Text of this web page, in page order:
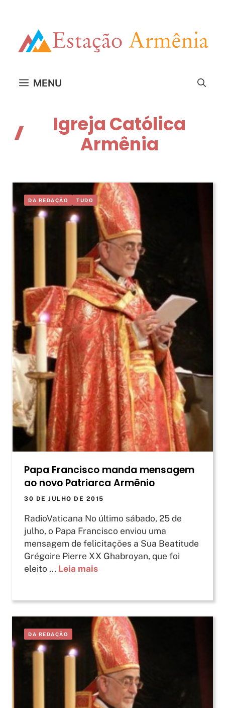
MENU
Igreja Católica
Armênia
DA REDAÇÃO TUDO
Papa Francisco manda mensagem
ao novo Patriarca Armênio
30 DE JULHO DE 2015
RadioVaticana No último sábado, 25 de
julho, o Papa Francisco enviou uma
mensagem de felicitações a Sua Beatitude
Grégoire Pierre XX Ghabroyan, que foi
eleito ... Leia mais
DA REDAÇÃO